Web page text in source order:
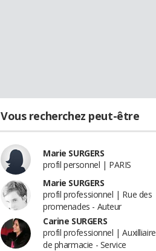
Vous recherchez peut-être
Marie SURGERS
profil personnel | PARIS
Marie SURGERS
profil professionnel | Rue des
promenades - Auteur
Carine SURGERS
profil professionnel | Auxilliaire
de pharmacie - Service